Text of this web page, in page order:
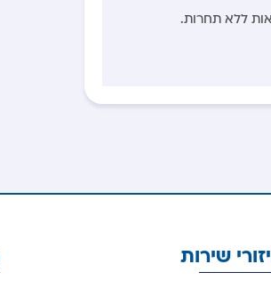
ללא תחרות.
שירות